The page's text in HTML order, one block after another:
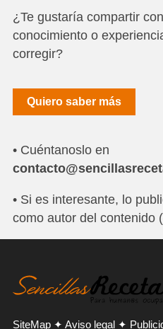
¿Te gustaría compartir
conocimiento o
corregir?
Quiero saber más
• Cuéntanoslo en
• Si es interesante, lo
como autor del contenido
SiteMap✦ Aviso legal ✦